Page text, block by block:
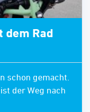
dem Rad
schon gemacht.
der Weg nach